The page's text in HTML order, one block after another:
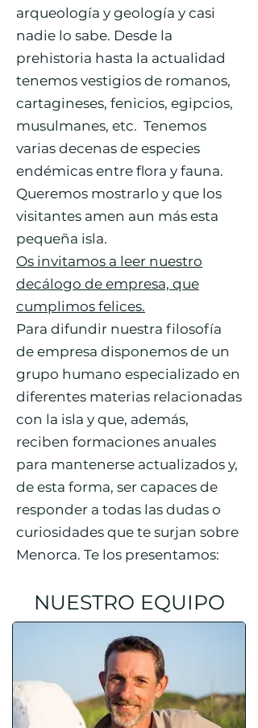
arqueología y geología y casi
nadie lo sabe. Desde la
prehistoria hasta la actualidad
tenemos vestigios de romanos,
cartagineses, fenicios, egipcios,
musulmanes, etc. Tenemos
varias decenas de especies
endémicas entre flora y fauna.
Queremos mostrarlo y que los
visitantes amen aun más esta
pequeña isla.
Os invitamos a leer nuestro
decálogo de empresa, que
cumplimos felices.
Para difundir nuestra filosofía
de empresa disponemos de un
grupo humano especializado en
diferentes materias relacionadas
con la isla y que, además,
reciben formaciones anuales
para mantenerse actualizados y,
de esta forma, ser capaces de
responder a todas las dudas o
curiosidades que te surjan sobre
Menorca. Te los presentamos:
NUESTRO EQUIPO